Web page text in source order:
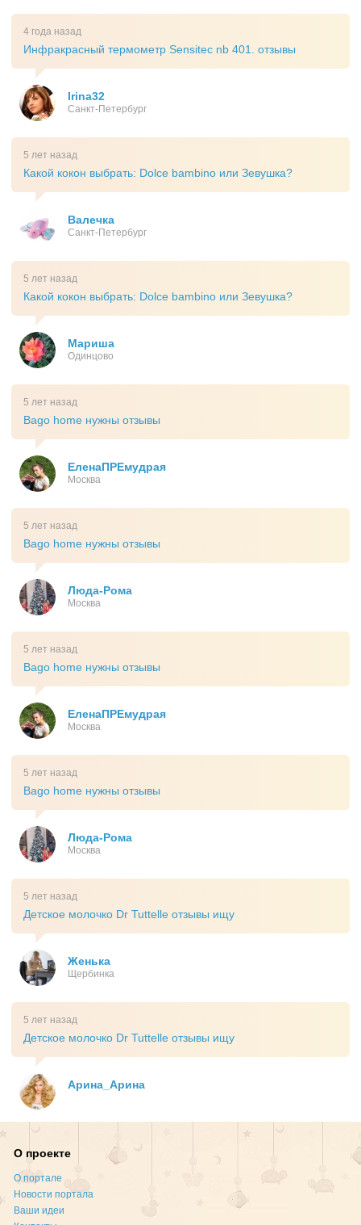
4 года назад
Инфракрасный термометр Sensitec nb 401. отзывы
Irina32
Санкт-Петербург
5 лет назад
Какой кокон выбрать: Dolce bambino или Зевушка?
Валечка
Санкт-Петербург
5 лет назад
Какой кокон выбрать: Dolce bambino или Зевушка?
Мариша
Одинцово
5 лет назад
Bago home нужны отзывы
ЕленаПРЕмудрая
Москва
5 лет назад
Bago home нужны отзывы
Люда-Рома
Москва
5 лет назад
Bago home нужны отзывы
ЕленаПРЕмудрая
Москва
5 лет назад
Bago home нужны отзывы
Люда-Рома
Москва
5 лет назад
Детское молочко Dr Tuttelle отзывы ищу
Женька
Щербинка
5 лет назад
Детское молочко Dr Tuttelle отзывы ищу
Арина_Арина
О проекте
О портале
Новости портала
Ваши идеи